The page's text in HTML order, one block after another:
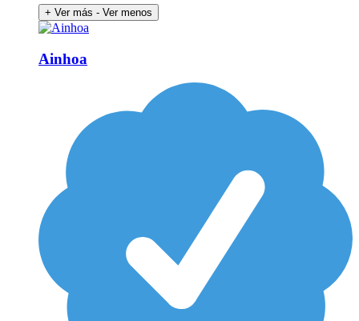
+ Ver más - Ver menos
Ainhoa